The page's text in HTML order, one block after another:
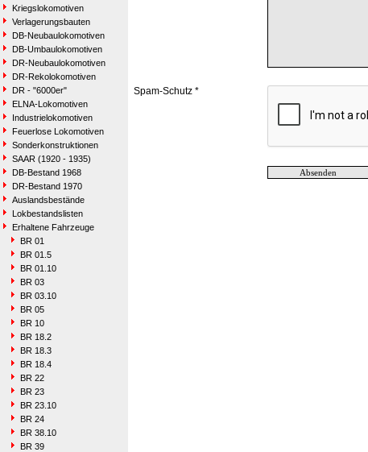
Kriegslokomotiven
Verlagerungsbauten
DB-Neubaulokomotiven
DB-Umbaulokomotiven
DR-Neubaulokomotiven
DR-Rekolokomotiven
DR - "6000er"
ELNA-Lokomotiven
Industrielokomotiven
Feuerlose Lokomotiven
Sonderkonstruktionen
SAAR (1920 - 1935)
DB-Bestand 1968
DR-Bestand 1970
Auslandsbestände
Lokbestandslisten
Erhaltene Fahrzeuge
BR 01
BR 01.5
BR 01.10
BR 03
BR 03.10
BR 05
BR 10
BR 18.2
BR 18.3
BR 18.4
BR 22
BR 23
BR 23.10
BR 24
BR 38.10
BR 39
Spam-Schutz *